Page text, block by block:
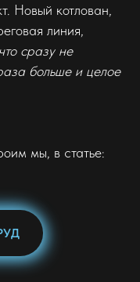
Новый котлован,
линия,
сразу не
больше и целое
мы, в статье: